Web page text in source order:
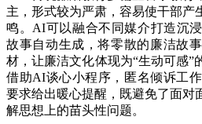
主，形式较为严肃，容易使干部产
鸣。AI可以融合不同媒介打造沉
故事自动生成，将零散的廉洁故
材，让廉洁文化体现为“生动可感”
借助AI谈心小程序，匿名倾诉工
要求给出暖心提醒，既避免了面对
解思想上的苗头性问题。